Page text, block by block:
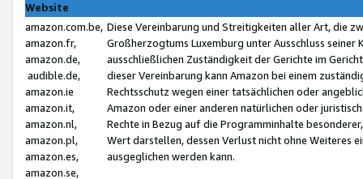
Website
amazon.com.be,
amazon.fr,
amazon.de,
audible.de,
amazon.ie
amazon.it,
amazon.nl,
amazon.pl,
amazon.es,
amazon.se,
Diese Vereinbarung und Streitigkeiten aller Art, die
Großherzogtums Luxemburg unter Ausschluss
ausschließlichen Zuständigkeit der Gerichte im
dieser Vereinbarung kann Amazon bei einem
Rechtsschutz wegen einer tatsächlichen oder
Amazon oder einer anderen natürlichen oder
Rechte in Bezug auf die Programminhalte
Wert darstellen, dessen Verlust nicht ohne Weiteres
ausgeglichen werden kann.